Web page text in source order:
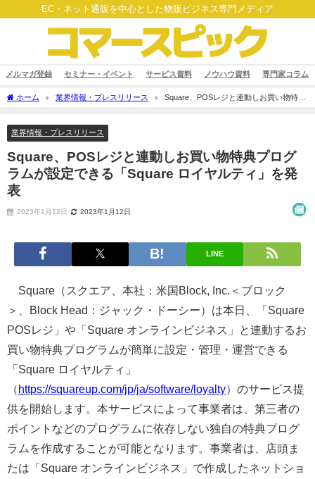
EC・ネット通販を中心とした物販ビジネス専門メディア
メルマガ登録 セミナー・イベント サービス資料 ノウハウ資料 専門家コラム
ホーム 業界情報・プレスリリース
Square、POSレジと連動しお買い物特典
業界情報・プレスリリース
Square、POSレジと連動しお買い物特典プログ
ラムが設定できる「Square ロイヤルティ」を発
表
2023年1月12日 2023年1月12日
LINE
Square（スクエア、本社：米国Block, Inc.＜ブロック
＞、Block Head：ジャック・ドーシー）は本日、「Square
POSレジ」や「Square オンラインビジネス」と連動するお
買い物特典プログラムが簡単に設定・管理・運営できる
「Square ロイヤルティ」
（ https://squareup.com/jp/ja/software/loyalty）のサービス提
供を開始します。本サービスによって事業者は、第三者の
ポイントなどのプログラムに依存しない独自の特典プログ
ラムを作成することが可能となります。事業者は、店頭ま
たは「Square オンラインビジネス」で作成したネットショ